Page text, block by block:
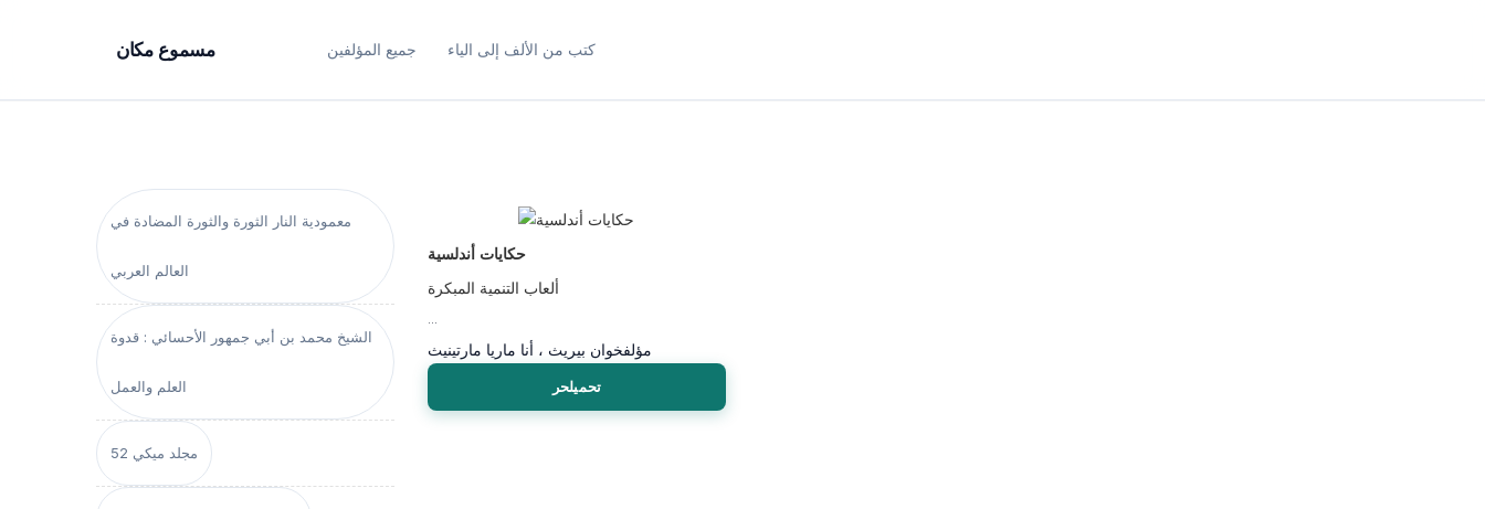
مسموع مكان جميع المؤلفين كتب من الألف إلى الياء
معمودية النار الثورة والثورة المضادة في
العالم العربي
الشيخ محمد بن أبي جمهور الأحسائي : قدوة
العلم والعمل
مجلد ميكي 52
حكايات أندلسية
ألعاب التنمية المبكرة
مؤلفخوان بيريث ، أنا ماريا مارتينيث
تحميلحر